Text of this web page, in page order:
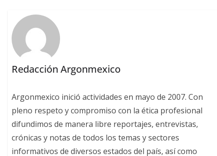
Redacción Argonmexico
Argonmexico inició actividades en mayo de 2007. Con
pleno respeto y compromiso con la ética profesional
difundimos de manera libre reportajes, entrevistas,
crónicas y notas de todos los temas y sectores
informativos de diversos estados del país, así como